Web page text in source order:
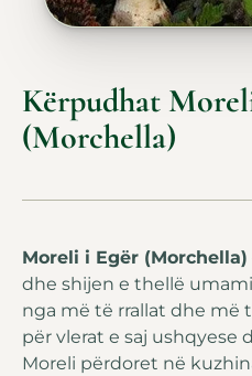
Kërpudhat
(Morchella)
Moreli i Egër (Morchella)
dhe shijen e thellë
nga më të rrallat dhe më
për vlerat e saj ushqyese
Moreli përdoret në